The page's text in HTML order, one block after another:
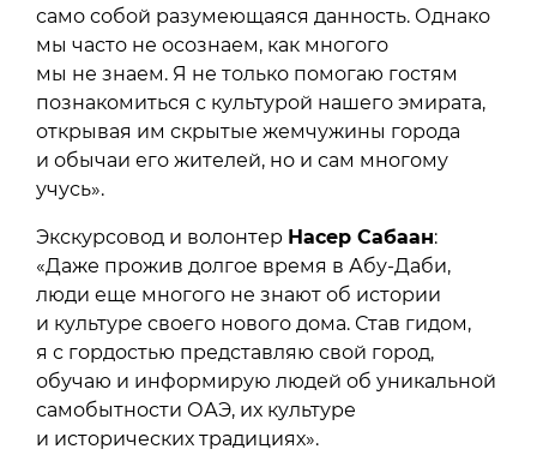
само собой разумеющаяся данность. Однако
мы часто не осознаем, как многого
мы не знаем. Я не только помогаю гостям
познакомиться с культурой нашего эмирата,
открывая им скрытые жемчужины города
и обычаи его жителей, но и сам многому
учусь».
Экскурсовод и волонтер Насер Сабаан:
«Даже прожив долгое время в Абу-Даби,
люди еще многого не знают об истории
и культуре своего нового дома. Став гидом,
я с гордостью представляю свой город,
обучаю и информирую людей об уникальной
самобытности ОАЭ, их культуре
и исторических традициях».